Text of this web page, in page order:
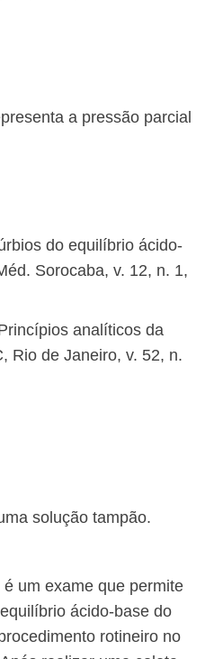
a pressão parcial
do equilíbrio ácido-
Sorocaba, v. 12, n. 1,
analíticos da
Rio de Janeiro, v. 52, n.
solução tampão.
um exame que permite
ácido-base do
rotineiro no